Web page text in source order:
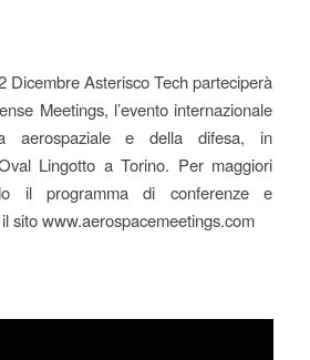
Dicembre Asterisco Tech parteciperà
Meetings, l’evento internazionale
aerospaziale e della difesa, in
Lingotto a Torino. Per maggiori
il programma di conferenze e
sito www.aerospacemeetings.com